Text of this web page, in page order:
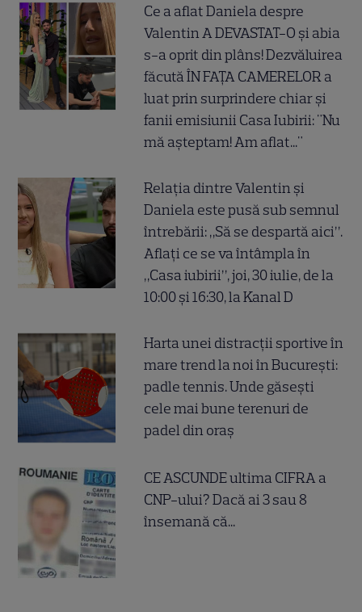
Ce a aflat Daniela despre
Valentin A DEVASTAT-O și abia
s-a oprit din plâns! Dezvăluirea
făcută ÎN FAȚA CAMERELOR a
luat prin surprindere chiar și
fanii emisiunii Casa Iubirii: "Nu
mă așteptam! Am aflat..."
Relația dintre Valentin și
Daniela este pusă sub semnul
întrebării: „Să se despartă aici”.
Aflați ce se va întâmpla în
„Casa iubirii”, joi, 30 iulie, de la
10:00 și 16:30, la Kanal D
Harta unei distracții sportive în
mare trend la noi în București:
padle tennis. Unde găsești
cele mai bune terenuri de
padel din oraș
CE ASCUNDE ultima CIFRA a
CNP-ului? Dacă ai 3 sau 8
însemană că...